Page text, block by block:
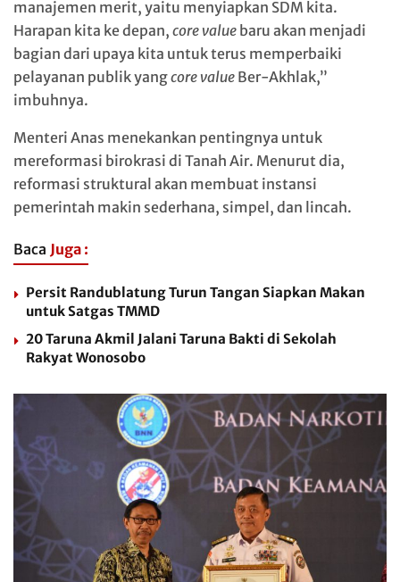
manajemen merit, yaitu menyiapkan SDM kita.
Harapan kita ke depan, core value baru akan menjadi
bagian dari upaya kita untuk terus memperbaiki
pelayanan publik yangcore value Ber-Akhlak,”
imbuhnya.
Menteri Anas menekankan pentingnya untuk
mereformasi birokrasi di Tanah Air. Menurut dia,
reformasi struktural akan membuat instansi
pemerintah makin sederhana, simpel, dan lincah.
Baca Juga :
Persit Randublatung Turun Tangan Siapkan Makan
untuk Satgas TMMD
20 Taruna Akmil Jalani Taruna Bakti di Sekolah
Rakyat Wonosobo